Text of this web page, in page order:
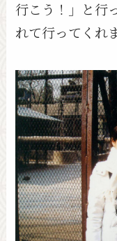
行こう！」と行
れて行ってくれ